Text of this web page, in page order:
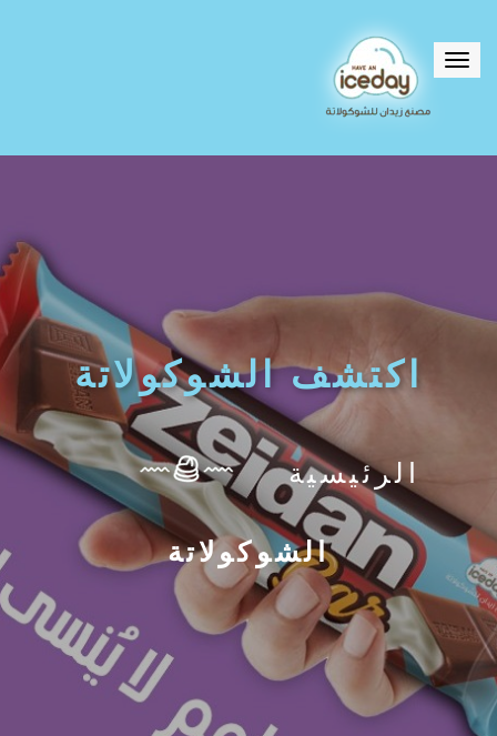
Toggle
navigation
اكتشف الشوكولاتة
الرئيسية
الشوكولاتة